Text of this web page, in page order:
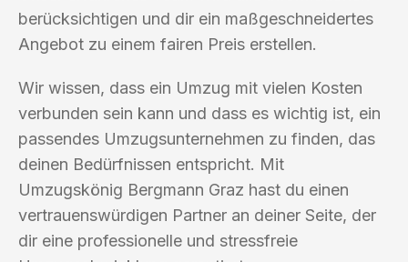
berücksichtigen und dir ein maßgeschneidertes
Angebot zu einem fairen Preis erstellen.
Wir wissen, dass ein Umzug mit vielen Kosten
verbunden sein kann und dass es wichtig ist, ein
passendes Umzugsunternehmen zu finden, das
deinen Bedürfnissen entspricht. Mit
Umzugskönig Bergmann Graz hast du einen
vertrauenswürdigen Partner an deiner Seite, der
dir eine professionelle und stressfreie